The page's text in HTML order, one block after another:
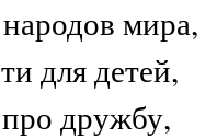
мира,
для детей,
дружбу,